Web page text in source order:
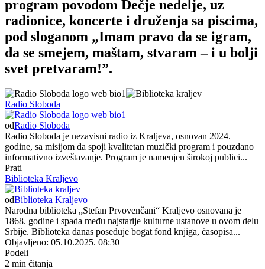
program povodom Dečje nedelje, uz
radionice, koncerte i druženja sa piscima,
pod sloganom „Imam pravo da se igram,
da se smejem, maštam, stvaram – i u bolji
svet pretvaram!”.
Radio Sloboda
odRadio Sloboda
Radio Sloboda je nezavisni radio iz Kraljeva, osnovan 2024.
godine, sa misijom da spoji kvalitetan muzički program i pouzdano
informativno izveštavanje. Program je namenjen širokoj publici...
Prati
Biblioteka Kraljevo
odBiblioteka Kraljevo
Narodna biblioteka „Stefan Prvovenčani“ Kraljevo osnovana je
1868. godine i spada među najstarije kulturne ustanove u ovom delu
Srbije. Biblioteka danas poseduje bogat fond knjiga, časopisa...
Objavljeno: 05.10.2025. 08:30
Podeli
2 min čitanja